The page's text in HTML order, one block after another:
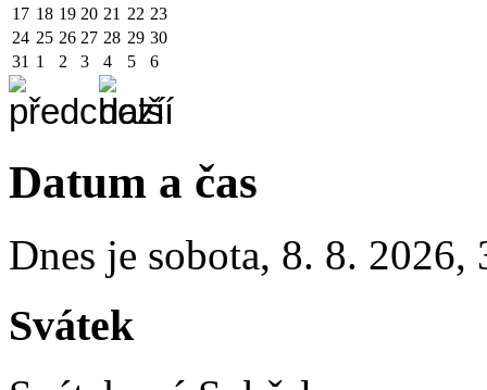
17 18 19 20 21 22 23
24 25 26 27 28 29 30
31 1 2 3 4 5 6
Datum a čas
Dnes je sobota, 8. 8. 2026,
Svátek